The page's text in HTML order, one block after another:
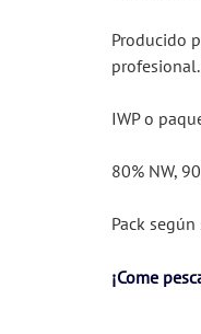
Producido
profesional.
IWP o
80% NW,
Pack
¡Come